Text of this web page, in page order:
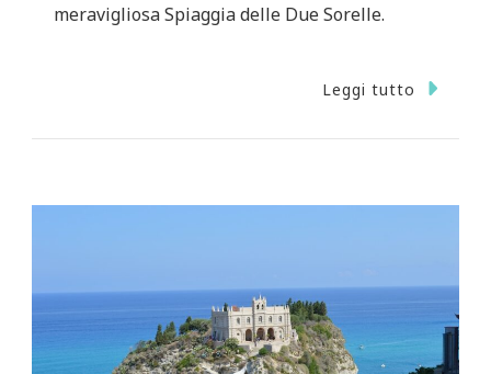
meravigliosa Spiaggia delle Due Sorelle.
Leggi tutto